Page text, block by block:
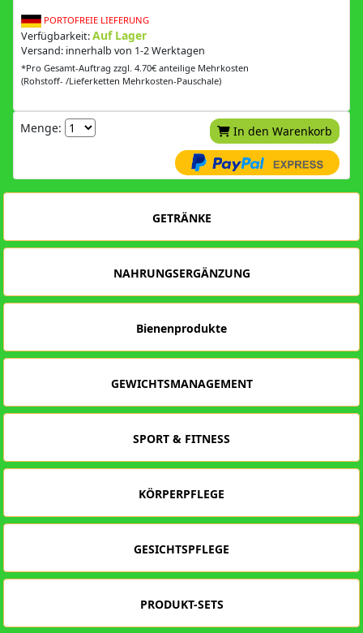
PORTOFREIE LIEFERUNG
Verfügbarkeit:Auf Lager
Versand: innerhalb von 1-2 Werktagen
*Pro Gesamt-Auftrag zzgl. 4.70€ anteilige Mehrkosten
(Rohstoff- /Lieferketten Mehrkosten-Pauschale)
Menge: In den Warenkorb
GETRÄNKE
NAHRUNGSERGÄNZUNG
Bienenprodukte
GEWICHTSMANAGEMENT
SPORT & FITNESS
KÖRPERPFLEGE
GESICHTSPFLEGE
PRODUKT-SETS